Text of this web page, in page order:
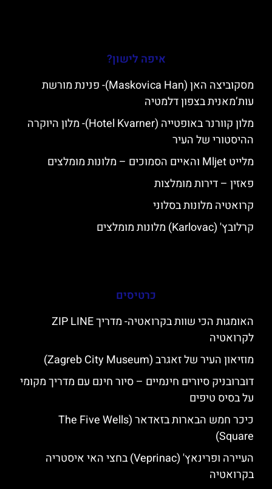
איפה לישון?
מסקוביצה האן (Maskovica Han)- פנינת מורשת
עות’מאנית בצפון דלמטיה
מלון קוורנר באופטייה (Hotel Kvarner)- מלון היוקרה
ההיסטורי של העיר
מלייט Mljet והאיים הסמוכים – מלונות מומלצים
פאזין – דירות מומלצות
קרואטיה מלונות בסלוני
קרלובץ' (Karlovac) מלונות מומלצים
כרטיסים
האומגות הכי שוות בקרואטיה- מדריך ZIP LINE
לקרואטיה
מוזיאון העיר של זאגרב (Zagreb City Museum)
דוברובניק סיורים חינמיים – סיור חינם עם מדריך מקומי
על בסיס טיפים
כיכר חמש הבארות בזאדאר (The Five Wells
Square)
העיירה ופרינאץ' (Veprinac) בחצי האי איסטריה
בקרואטיה